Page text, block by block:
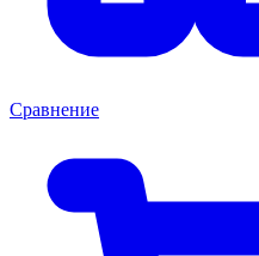
Сравнение